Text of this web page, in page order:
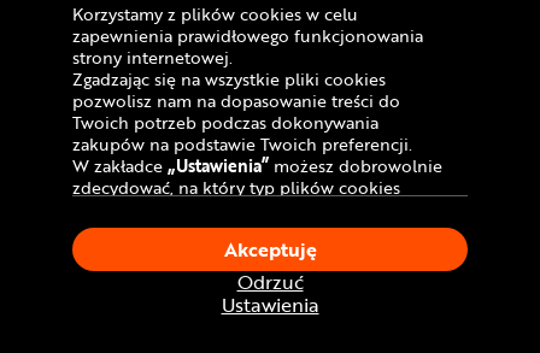
114,99 zł
Cena katalogowa:
161 zł
U Ciebie już jutro! Dostawa GRATIS
Dostępny również stacjonarnie
Sprawdź dostępność w salonach
Porównaj
Korzystamy z plików cookies w celu
zapewnienia prawidłowego funkcjonowania
strony internetowej.
Zgadzając się na wszystkie pliki cookies
pozwolisz nam na dopasowanie treści do
Twoich potrzeb podczas dokonywania
zakupów na podstawie Twoich preferencji.
W zakładce„Ustawienia” możesz dobrowolnie
zdecydować, na który typ plików cookies
Klikając„Akceptuję”, wyrażasz zgodę na
stosowanie ciasteczek zgodnie z ustawieniami
Twojej przeglądarki.
W dowolnym momencie, możesz dokonać
zmiany swojego wyboru klikając opcję
Ustawienia
Odrzuć
Akceptuję